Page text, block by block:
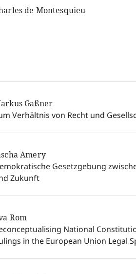
de Montesquieu
Gaßner
Verhältnis von Recht und
Amery
Gesetzgebung
Zukunft
Rom
National
in the European Union Legal